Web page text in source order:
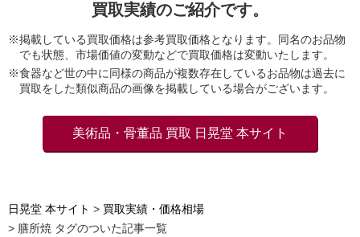
買取実績のご紹介です。
※掲載している買取価格は参考買取価格となります。同名のお品物
でも状態、市場価値の変動などで買取価格は変動いたします。
※食器など世の中に同様の商品が複数存在しているお品物は過去に
買取をした類似商品の画像を掲載している場合がございます。
美術品・骨董品 買取 日晃堂 本サイト
日晃堂 本サイト
買取実績・価格相場
膳所焼 タグのついた記事一覧